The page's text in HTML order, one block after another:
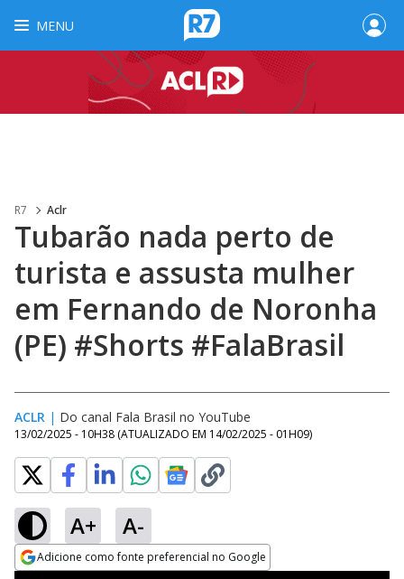
MENU
R7 Aclr
Tubarão nada perto de
turista e assusta mulher
em Fernando de Noronha
(PE) #Shorts #FalaBrasil
ACLR | Do canal Fala Brasil no YouTube
13/02/2025 - 10H38 (ATUALIZADO EM 14/02/2025 - 01H09)
A+ A-
Adicione como fonte preferencial no Google